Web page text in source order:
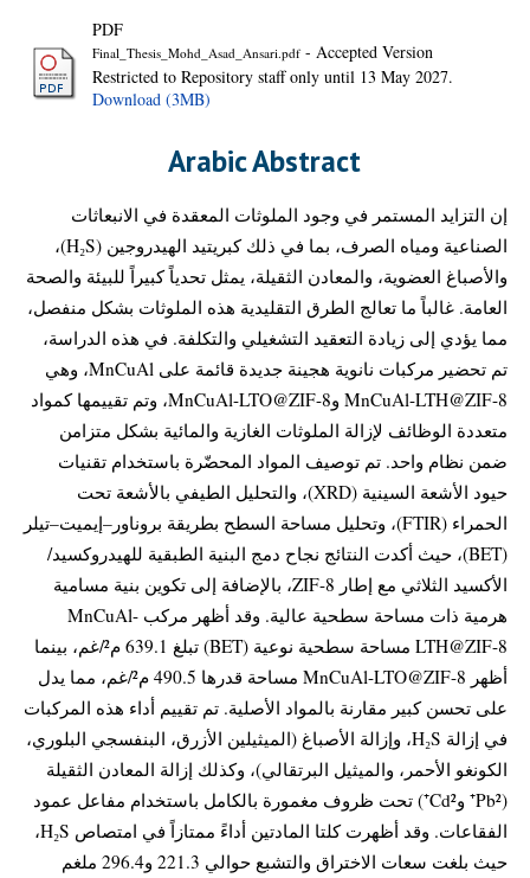
PDF
Final_Thesis_Mohd_Asad_Ansari.pdf - Accepted Version
Restricted to Repository staff only until 13 May 2027.
Download (3MB)
Arabic Abstract
إن التزايد المستمر في وجود الملوثات المعقدة في الانبعاثات
الصناعية ومياه الصرف، بما في ذلك كبريتيد الهيدروجين (H₂S)،
والأصباغ العضوية، والمعادن الثقيلة، يمثل تحدياً كبيراً للبيئة والصحة
العامة. غالباً ما تعالج الطرق التقليدية هذه الملوثات بشكل منفصل،
مما يؤدي إلى زيادة التعقيد التشغيلي والتكلفة. في هذه الدراسة،
تم تحضير مركبات نانوية هجينة جديدة قائمة على MnCuAl، وهي
MnCuAl-LTH@ZIF-8 وMnCuAl-LTO@ZIF-8، وتم تقييمها كمواد
متعددة الوظائف لإزالة الملوثات الغازية والمائية بشكل متزامن
ضمن نظام واحد. تم توصيف المواد المحضّرة باستخدام تقنيات
حيود الأشعة السينية (XRD)، والتحليل الطيفي بالأشعة تحت
الحمراء (FTIR)، وتحليل مساحة السطح بطريقة بروناور–إيميت–تيلر
(BET)، حيث أكدت النتائج نجاح دمج البنية الطبقية للهيدروكسيد/
الأكسيد الثلاثي مع إطار ZIF-8، بالإضافة إلى تكوين بنية مسامية
هرمية ذات مساحة سطحية عالية. وقد أظهر مركب MnCuAl-
LTH@ZIF-8 مساحة سطحية نوعية (BET) تبلغ 639.1 م²/غم، بينما
أظهر MnCuAl-LTO@ZIF-8 مساحة قدرها 490.5 م²/غم، مما يدل
على تحسن كبير مقارنة بالمواد الأصلية. تم تقييم أداء هذه المركبات
في إزالة H₂S، وإزالة الأصباغ (الميثيلين الأزرق، البنفسجي البلوري،
الكونغو الأحمر، والميثيل البرتقالي)، وكذلك إزالة المعادن الثقيلة
(Pb²⁺ وCd²⁺) تحت ظروف مغمورة بالكامل باستخدام مفاعل عمود
الفقاعات. وقد أظهرت كلتا المادتين أداءً ممتازاً في امتصاص H₂S،
حيث بلغت سعات الاختراق والتشبع حوالي 221.3 و296.4 ملغم